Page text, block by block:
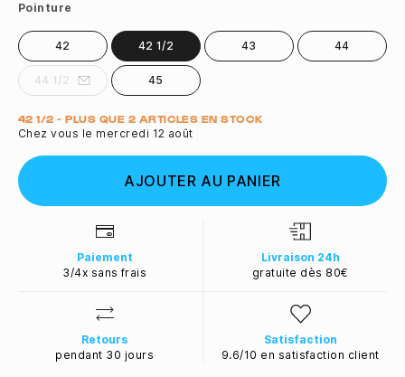
Pointure
42 42 1/2 43 44
44 1/2 45
Quantité
42 1/2 - PLUS QUE 2 ARTICLES EN STOCK
Chez vous le mercredi 12 août
AJOUTER AU PANIER
Paiement
3/4x sans frais
Livraison 24h
gratuite dès 80€
Retours
pendant 30 jours
Satisfaction
9.6/10 en satisfaction client